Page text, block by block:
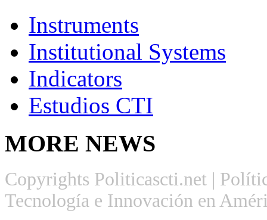
Instruments
Institutional Systems
Indicators
Estudios CTI
MORE NEWS
Copyrights Politicascti.net |
Tecnología e Innovación en